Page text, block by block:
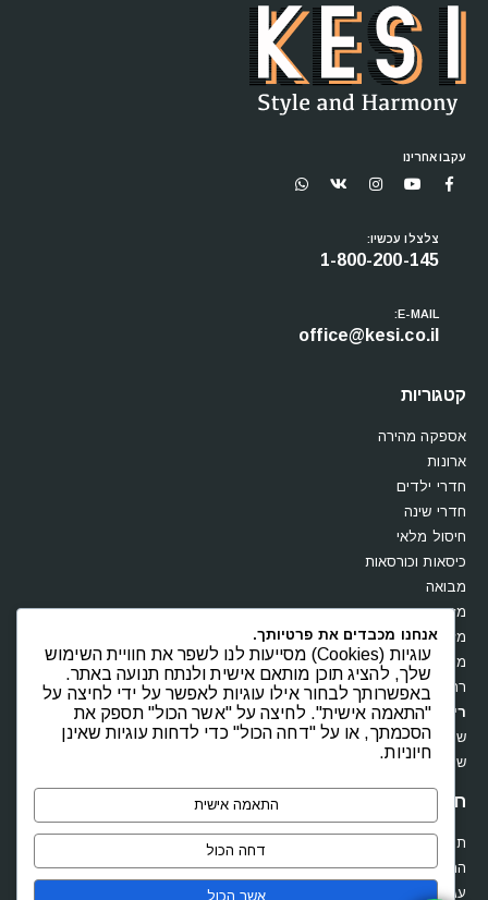
עקבו אחרינו
צלצלו עכשיו:
1-800-200-145
E-MAIL:
office@kesi.co.il
קטגוריות
אספקה מהירה
ארונות
חדרי ילדים
חדרי שינה
חיסול מלאי
כיסאות וכורסאות
מבואה
מזנונים
מזרנים
מערכות ישיבה
רהיטים מעץ מלא
ריהוט משרדי
שולחנות
שידות וקומודות
חנות
תקנון
החשבון שלי
עגלת קניות
אנחנו מכבדים את פרטיותך.
עוגיות (Cookies) מסייעות לנו לשפר את חוויית השימוש
שלך, להציג תוכן מותאם אישית ולנתח תנועה באתר.
באפשרותך לבחור אילו עוגיות לאפשר על ידי לחיצה על
"התאמה אישית". לחיצה על "אשר הכול" תספק את
הסכמתך, או על "דחה הכול" כדי לדחות עוגיות שאינן
חיוניות.
התאמה אישית
דחה הכול
אשר הכול